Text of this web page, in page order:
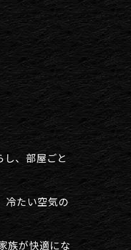
し、部屋ごと
冷たい空気の
族が快適にな